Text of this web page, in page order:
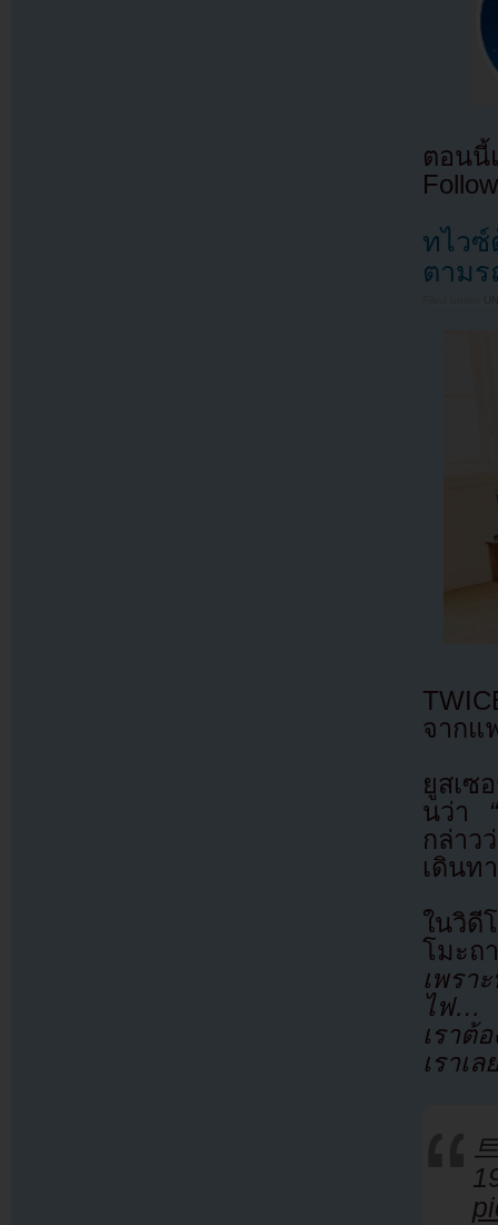
ตอนนี้
ทไวซ์
ตามร
จากแ
ยูสเซ
นว่า
กล่าว
เดินท
ในวิดี
โมะ
เพรา
ไฟ…
เราต้
เราเ